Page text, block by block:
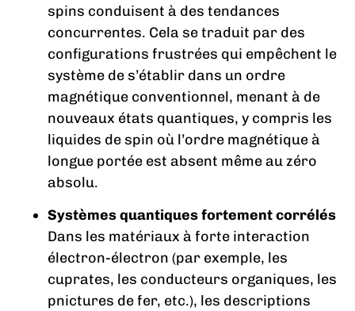
spins conduisent à des tendances
concurrentes. Cela se traduit par des
configurations frustrées qui empêchent le
système de s’établir dans un ordre
magnétique conventionnel, menant à de
nouveaux états quantiques, y compris les
liquides de spin où l’ordre magnétique à
longue portée est absent même au zéro
absolu.
Systèmes quantiques fortement corrélés
Dans les matériaux à forte interaction
électron-électron (par exemple, les
cuprates, les conducteurs organiques, les
pnictures de fer, etc.), les descriptions